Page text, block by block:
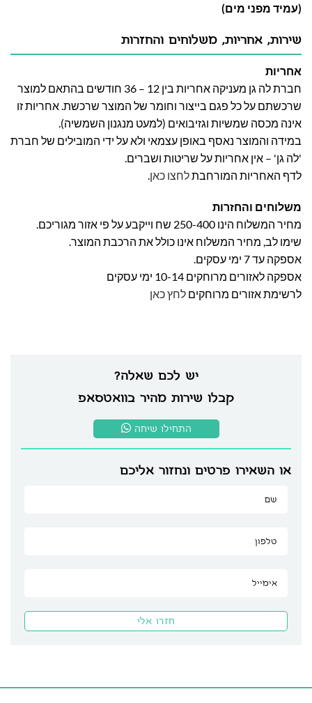
(עמיד מפני מים)
יש לכם שאלה?
קבלו שירות מהיר בוואטסאפ
התחילו שיחה
או השאירו פרטים ונחזור אליכם
שירות, אחריות, משלוחים והחזרות
אחריות
חברת לה גן מעניקה אחריות בין 12 – 36 חודשים בהתאם למוצר
שרכשתם על כל פגם בייצור וחומר של המוצר שרכשת. אחריות זו
אינה מכסה שמשיות וגזיבואים (למעט מנגנון השמשיה).
במידה והמוצר נאסף באופן עצמאי ולא על ידי המובילים של חברת
'לה גן' – אין אחריות על שריטות ושברים.
לדף האחריות המורחבתלחצו כאן.
משלוחים והחזרות
מחיר המשלוח הינו 250-400 שח וייקבע על פי אזור מגוריכם.
שימו לב, מחיר המשלוח אינו כולל את הרכבת המוצר.
אספקה עד 7 ימי עסקים.
אספקה לאזורים מרוחקים 10-14 ימי עסקים
לרשימת אזורים מרוחקים לחץ כאן